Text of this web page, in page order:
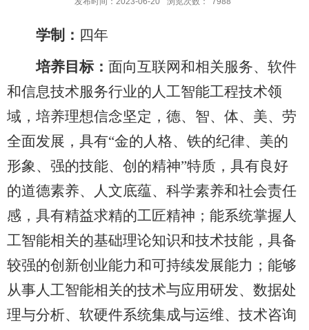
学制： 四年
培养目标： 面向互联网和相关服务、软件
和信息技术服务行业的人工智能工程技术领
域，培养理想信念坚定，德、智、体、美、劳
全面发展，具有“金的人格、铁的纪律、美的
形象、强的技能、创的精神”特质，具有良好
的道德素养、人文底蕴、科学素养和社会责任
感，具有精益求精的工匠精神；能系统掌握人
工智能相关的基础理论知识和技术技能，具备
较强的创新创业能力和可持续发展能力；能够
从事人工智能相关的技术与应用研发、数据处
理与分析、软硬件系统集成与运维、技术咨询